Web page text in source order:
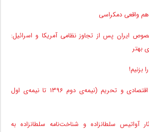
واقعی دمکراسی
ایران پس از تجاوز نظامی آمریکا و اسرائیل:
بهتر
بزنیم!
دولت ایران، بحران اقتصادی و تحریم (نیمه‌ی دوم ۱۳۹۶ تا نیمه‌ی اول
آواتیس سلطانزاده و شناخت‌نامه سلطانزاده به